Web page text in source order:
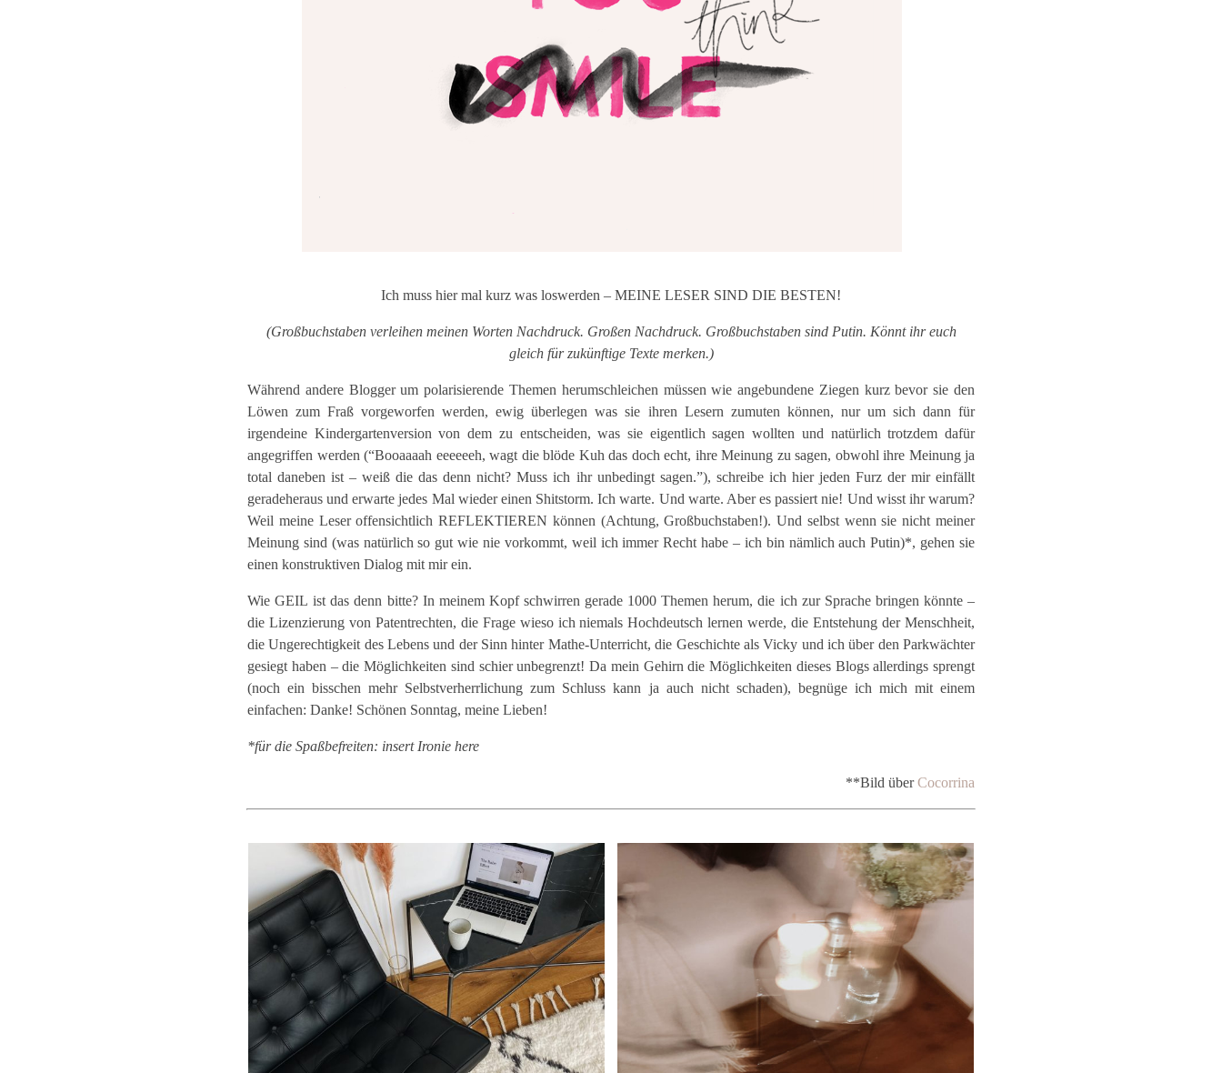
Ich muss hier mal kurz was loswerden – MEINE LESER SIND DIE BESTEN!
(Großbuchstaben verleihen meinen Worten Nachdruck. Großen Nachdruck. Großbuchstaben sind Putin. Könnt ihr euch
gleich für zukünftige Texte merken.)
Während andere Blogger um polarisierende Themen herumschleichen müssen wie angebundene Ziegen kurz bevor sie den
Löwen zum Fraß vorgeworfen werden, ewig überlegen was sie ihren Lesern zumuten können, nur um sich dann für
irgendeine Kindergartenversion von dem zu entscheiden, was sie eigentlich sagen wollten und natürlich trotzdem dafür
angegriffen werden (“Booaaaah eeeeeeh, wagt die blöde Kuh das doch echt, ihre Meinung zu sagen, obwohl ihre Meinung ja
total daneben ist – weiß die das denn nicht? Muss ich ihr unbedingt sagen.”), schreibe ich hier jeden Furz der mir einfällt
geradeheraus und erwarte jedes Mal wieder einen Shitstorm. Ich warte. Und warte. Aber es passiert nie! Und wisst ihr warum?
Weil meine Leser offensichtlich REFLEKTIEREN können (Achtung, Großbuchstaben!). Und selbst wenn sie nicht meiner
Meinung sind (was natürlich so gut wie nie vorkommt, weil ich immer Recht habe – ich bin nämlich auch Putin)*, gehen sie
einen konstruktiven Dialog mit mir ein.
Wie GEIL ist das denn bitte? In meinem Kopf schwirren gerade 1000 Themen herum, die ich zur Sprache bringen könnte –
die Lizenzierung von Patentrechten, die Frage wieso ich niemals Hochdeutsch lernen werde, die Entstehung der Menschheit,
die Ungerechtigkeit des Lebens und der Sinn hinter Mathe-Unterricht, die Geschichte als Vicky und ich über den Parkwächter
gesiegt haben – die Möglichkeiten sind schier unbegrenzt! Da mein Gehirn die Möglichkeiten dieses Blogs allerdings sprengt
(noch ein bisschen mehr Selbstverherrlichung zum Schluss kann ja auch nicht schaden), begnüge ich mich mit einem
einfachen: Danke! Schönen Sonntag, meine Lieben!
*für die Spaßbefreiten: insert Ironie here
**Bild überCocorrina